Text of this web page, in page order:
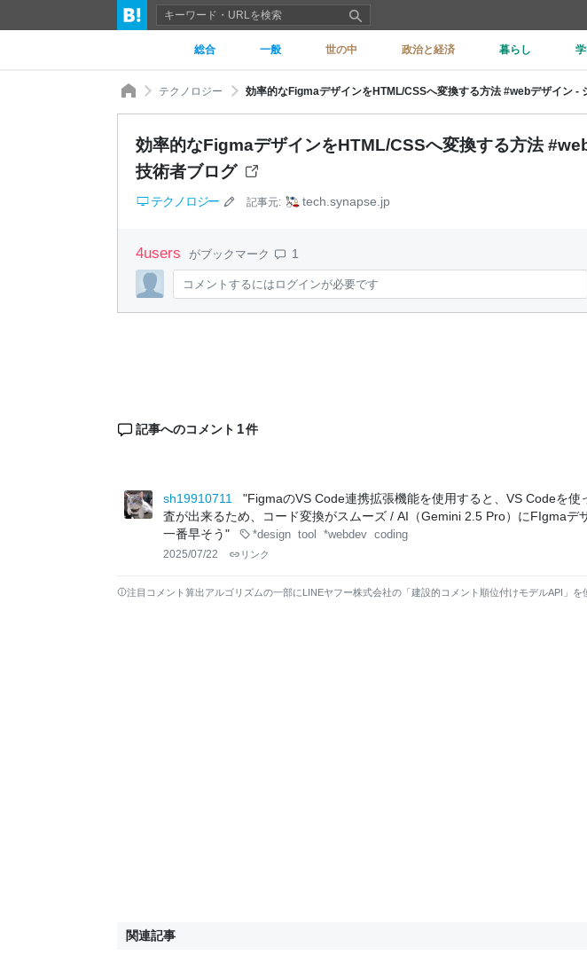
総合 一般 世の中 政治と経済 暮らし
テクノロジー 効率的なFigmaデザインをHTML/CSSへ変換する方法 #webデザイン -
効率的なFigmaデザインをHTML/CSSへ変換する方法
技術者ブログ
テクノロジー 記事元: tech.synapse.jp
4users がブックマーク 1
コメントするにはログインが必要です
記事へのコメント 1件
sh19910711
"FigmaのVS Code連携拡張機能を使用すると、VS Codeを使
査が出来るため、コード変換がスムーズ / AI（Gemini 2.5 Pro）にFIgmaデ
一番早そう"
*design tool *webdev coding
2025/07/22 リンク
注目コメント算出アルゴリズムの一部にLINEヤフー株式会社の「建設的コメント順位付けモデルAPI」を
関連記事